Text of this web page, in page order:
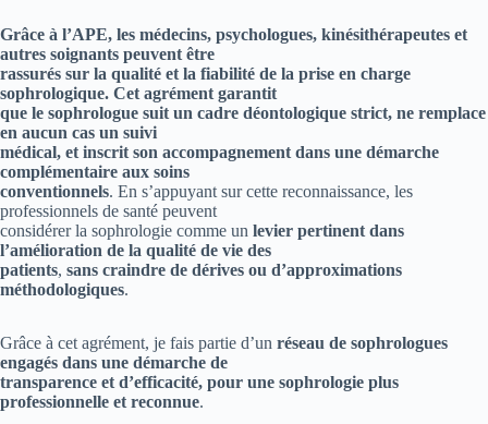
Grâce à l’APE, les médecins, psychologues, kinésithérapeutes et
autres soignants peuvent être
rassurés sur la qualité et la fiabilité de la prise en charge
sophrologique. Cet agrément garantit
que le sophrologue suit un cadre déontologique strict, ne remplace
en aucun cas un suivi
médical, et inscrit son accompagnement dans une démarche
complémentaire aux soins
conventionnels. En s’appuyant sur cette reconnaissance, les
professionnels de santé peuvent
considérer la sophrologie comme un levier pertinent dans
l’amélioration de la qualité de vie des
patients, sans craindre de dérives ou d’approximations
méthodologiques.
Grâce à cet agrément, je fais partie d’un réseau de sophrologues
engagés dans une démarche de
transparence et d’efficacité, pour une sophrologie plus
professionnelle et reconnue.